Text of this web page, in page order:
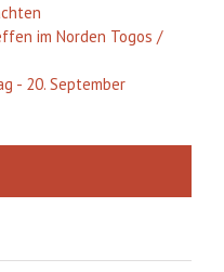
im Norden Togos /
- 20. September